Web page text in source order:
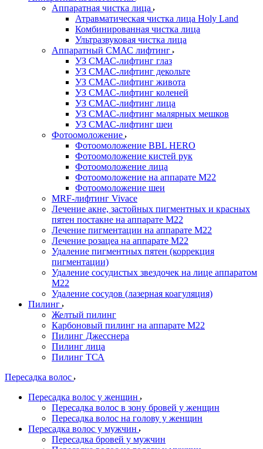
Аппаратная чистка лица
Атравматическая чистка лица Holy Land
Комбинированная чистка лица
Ультразвуковая чистка лица
Аппаратный СМАС лифтинг
УЗ СМАС-лифтинг глаз
УЗ СМАС-лифтинг декольте
УЗ СМАС-лифтинг живота
УЗ СМАС-лифтинг коленей
УЗ СМАС-лифтинг лица
УЗ СМАС-лифтинг малярных мешков
УЗ СМАС-лифтинг шеи
Фотоомоложение
Фотоомоложение BBL HERO
Фотоомоложение кистей рук
Фотоомоложение лица
Фотоомоложение на аппарате M22
Фотоомоложение шеи
MRF-лифтинг Vivace
Лечение акне, застойных пигментных и красных
пятен постакне на аппарате М22
Лечение пигментации на аппарате М22
Лечение розацеа на аппарате M22
Удаление пигментных пятен (коррекция
пигментации)
Удаление сосудистых звездочек на лице аппаратом
М22
Удаление сосудов (лазерная коагуляция)
Пилинг
Желтый пилинг
Карбоновый пилинг на аппарате M22
Пилинг Джесснера
Пилинг лица
Пилинг ТСА
Пересадка волос
Пересадка волос у женщин
Пересадка волос в зону бровей у женщин
Пересадка волос на голову у женщин
Пересадка волос у мужчин
Пересадка бровей у мужчин